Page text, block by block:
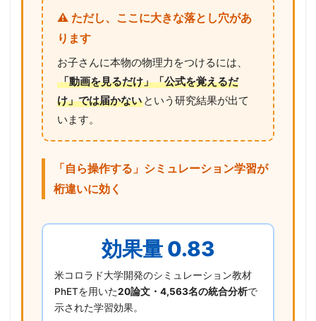
⚠️ ただし、ここに大きな落とし穴があ
ります
お子さんに本物の物理力をつけるには、
「動画を見るだけ」「公式を覚えるだ
け」では届かない という研究結果が出て
います。
「自ら操作する」シミュレーション学習が
桁違いに効く
効果量 0.83
米コロラド大学開発のシミュレーション教材
PhETを用いた20論文・4,563名の統合分析で
示された学習効果。